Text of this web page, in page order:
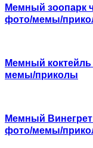
Мемный зоопарк
фото/мемы/
Мемный
мемы/приколы
Мемный
фото/мемы/